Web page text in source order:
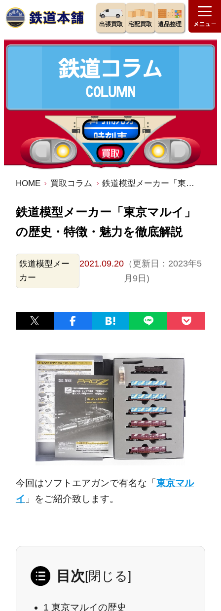
出張買取 宅配買取 遺品整理
HOME 買取コラム 鉄道模型メーカー「東京マルイ」の歴史・特徴・魅力を徹底解説
鉄道模型メーカー「東京マルイ」
の歴史・特徴・魅力を徹底解説
鉄道模型メー
カー
2021.09.20 （更新日：2023年5
月9日)
今回はソフトエアガンで有名な「東京マル
イ 」をご紹介致します。
目次[閉じる]
1 東京マルイの歴史